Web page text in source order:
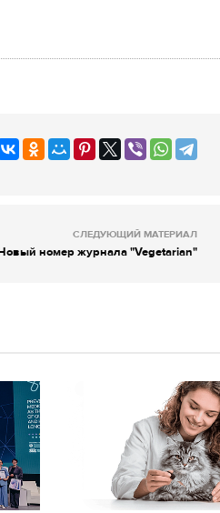
СЛЕДУЮЩИЙ МАТЕРИАЛ
номер журнала "Vegetarian"